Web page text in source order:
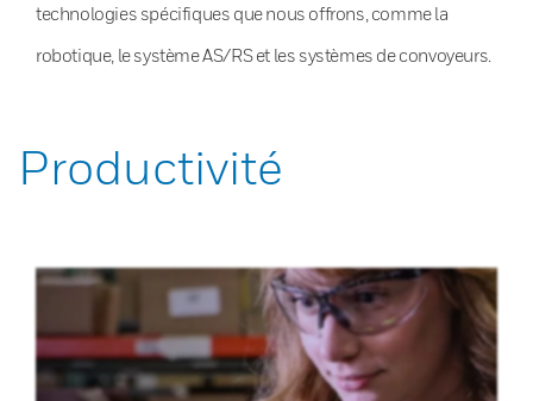
technologies spécifiques que nous offrons, comme la
robotique, le système AS/RS et les systèmes de convoyeurs.
Productivité